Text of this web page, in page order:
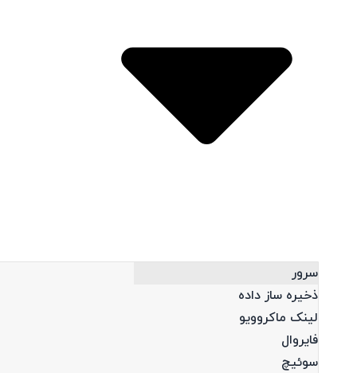
سرور
ذخیره ساز داده
لینک ماکروویو
فایروال
سوئیچ